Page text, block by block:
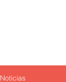
Noticias